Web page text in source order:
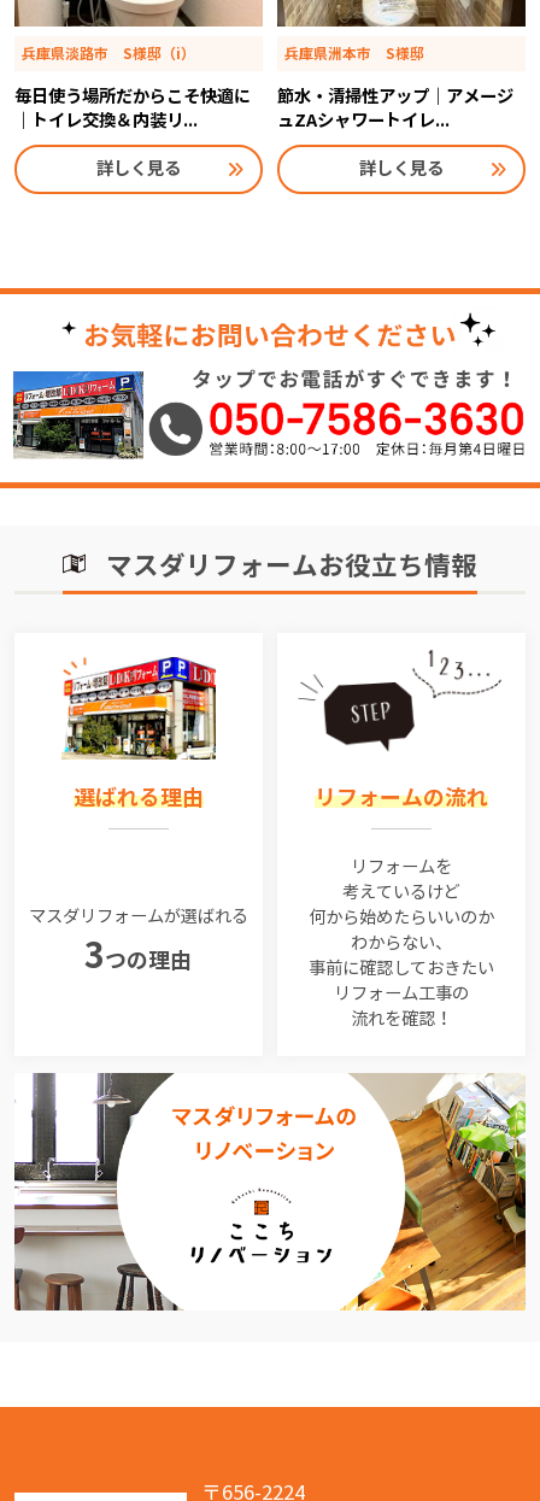
兵庫県淡路市 S様邸（i）
毎日使う場所だからこそ快適に
｜トイレ交換＆内装リ...
詳しく見る
兵庫県洲本市 S様邸
節水・清掃性アップ｜アメージ
ュZAシャワートイレ...
詳しく見る
マスダリフォームお役立ち情報
選ばれる理由
マスダリフォームが選ばれる
3つの理由
リフォームの流れ
リフォームを
考えているけど
何から始めたらいいのか
わからない、
事前に確認しておきたい
リフォーム工事の
流れを確認！
〒656-2224